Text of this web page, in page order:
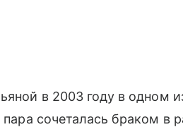
в 2003 году в одном
сочеталась браком в